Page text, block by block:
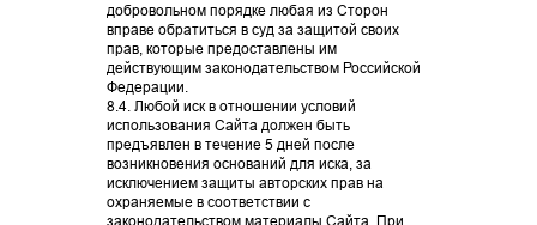
добровольном порядке любая из Сторон
вправе обратиться в суд за защитой своих
прав, которые предоставлены им
действующим законодательством Российской
Федерации.
8.4. Любой иск в отношении условий
использования Сайта должен быть
предъявлен в течение 5 дней после
возникновения оснований для иска, за
исключением защиты авторских прав на
охраняемые в соответствии с
законодательством материалы Сайта. При
ПОДРОБНЕЕ
ПОДРОБНЕЕ